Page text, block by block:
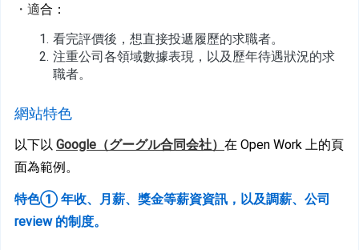
・適合：
看完評價後，想直接投遞履歷的求職者。
注重公司各領域數據表現，以及歷年待遇狀況的求
職者。
網站特色
以下以 Google（グーグル合同会社） 在 Open Work 上的頁
面為範例。
特色① 年收、月薪、獎金等薪資資訊，以及調薪、公司
review 的制度。